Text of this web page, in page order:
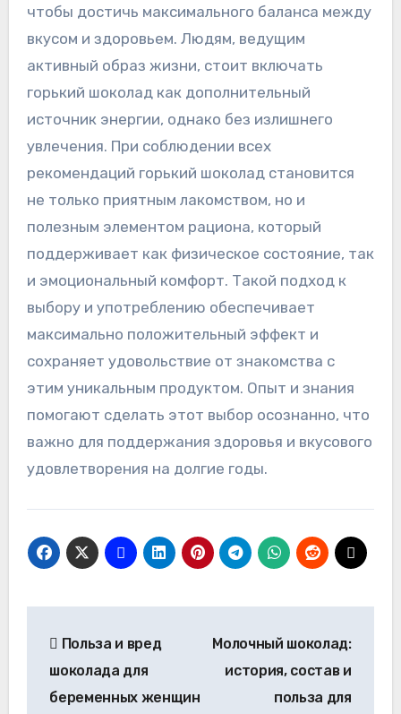
чтобы достичь максимального баланса между
вкусом и здоровьем. Людям‚ ведущим
активный образ жизни‚ стоит включать
горький шоколад как дополнительный
источник энергии‚ однако без излишнего
увлечения. При соблюдении всех
рекомендаций горький шоколад становится
не только приятным лакомством‚ но и
полезным элементом рациона‚ который
поддерживает как физическое состояние‚ так
и эмоциональный комфорт. Такой подход к
выбору и употреблению обеспечивает
максимально положительный эффект и
сохраняет удовольствие от знакомства с
этим уникальным продуктом. Опыт и знания
помогают сделать этот выбор осознанно‚ что
важно для поддержания здоровья и вкусового
удовлетворения на долгие годы.
по
записям
Польза и вред
шоколада для
беременных женщин
Молочный шоколад:
история, состав и
польза для